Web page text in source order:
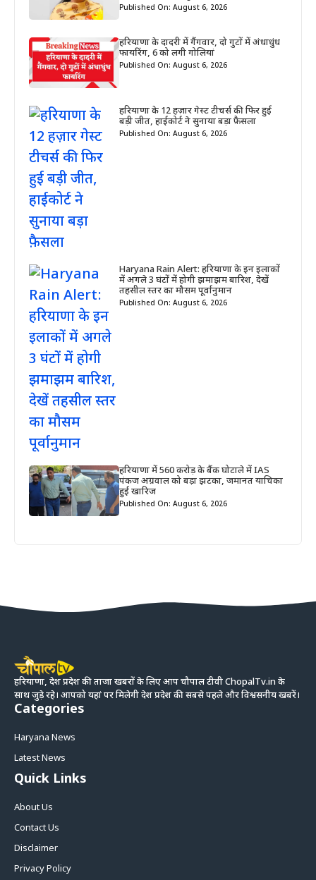
Published On: August 6, 2026
हरियाणा के दादरी में गैंगवार, दो गुटों में अंधाधुंध
फायरिंग, 6 को लगी गोलियां
Published On: August 6, 2026
हरियाणा के 12 हज़ार गेस्ट टीचर्स की फिर हुई
बड़ी जीत, हाईकोर्ट ने सुनाया बड़ा फ़ैसला
Published On: August 6, 2026
Haryana Rain Alert: हरियाणा के इन इलाकों
में अगले 3 घंटों में होगी झमाझम बारिश, देखें
तहसील स्तर का मौसम पूर्वानुमान
Published On: August 6, 2026
हरियाणा में 560 करोड़ के बैंक घोटाले में IAS
पंकज अग्रवाल को बड़ा झटका, जमानत याचिका
हुई खारिज
Published On: August 6, 2026
हरियाणा, देश प्रदेश की ताजा खबरों के लिए आप चौपाल टीवी ChopalTv.in के
साथ जुड़े रहे। आपको यहां पर मिलेगी देश प्रदेश की सबसे पहले और विश्वसनीय खबरें।
Categories
Haryana News
Latest News
Quick Links
About Us
Contact Us
Disclaimer
Privacy Policy